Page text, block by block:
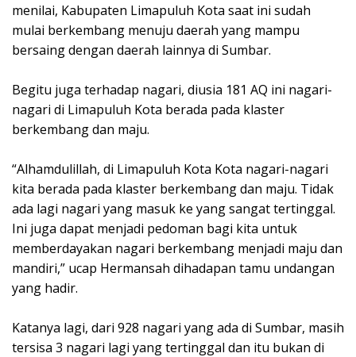
menilai, Kabupaten Limapuluh Kota saat ini sudah
mulai berkembang menuju daerah yang mampu
bersaing dengan daerah lainnya di Sumbar.
Begitu juga terhadap nagari, diusia 181 AQ ini nagari-
nagari di Limapuluh Kota berada pada klaster
berkembang dan maju.
“Alhamdulillah, di Limapuluh Kota Kota nagari-nagari
kita berada pada klaster berkembang dan maju. Tidak
ada lagi nagari yang masuk ke yang sangat tertinggal.
Ini juga dapat menjadi pedoman bagi kita untuk
memberdayakan nagari berkembang menjadi maju dan
mandiri,” ucap Hermansah dihadapan tamu undangan
yang hadir.
Katanya lagi, dari 928 nagari yang ada di Sumbar, masih
tersisa 3 nagari lagi yang tertinggal dan itu bukan di